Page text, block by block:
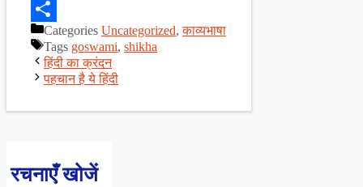
Facebook
ShareCategories Uncategorized,काव्यभाषा
Tags goswami, shikha
हिंदी का क्रंदन
पहचान है ये हिंदी
रचनाएँ खोजें